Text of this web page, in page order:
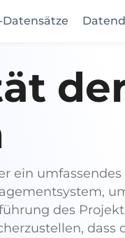
ein umfassendes
des
dass